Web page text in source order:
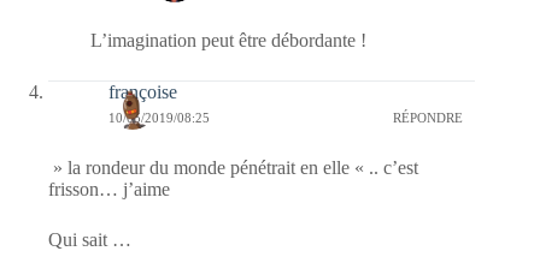
L’imagination peut être débordante !
françoise
10/05/2019/08:25 RÉPONDRE
» la rondeur du monde pénétrait en elle « .. c’est
frisson… j’aime
Qui sait …